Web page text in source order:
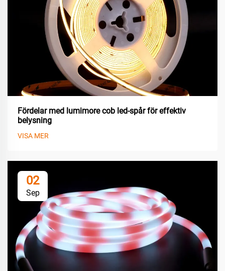
Fördelar med lumimore cob led-spår för effektiv
belysning
VISA MER
02
Sep